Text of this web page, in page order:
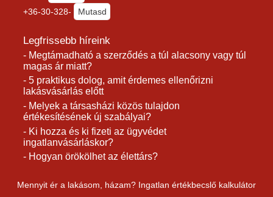
+36-30-328-
Mutasd
Legfrissebb híreink
- Megtámadható a szerződés a túl alacsony vagy túl
magas ár miatt?
- 5 praktikus dolog, amit érdemes ellenőrizni
lakásvásárlás előtt
- Melyek a társasházi közös tulajdon
értékesítésének új szabályai?
- Ki hozza és ki fizeti az ügyvédet
ingatlanvásárláskor?
- Hogyan örökölhet az élettárs?
Mennyit ér a lakásom, házam? Ingatlan értékbecslő kalkulátor